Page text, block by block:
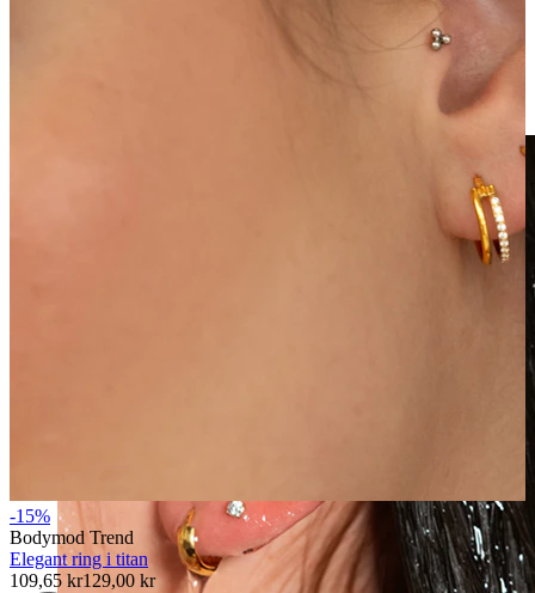
-15%
Bodymod Trend
Elegant ring i titan
109,65 kr129,00 kr